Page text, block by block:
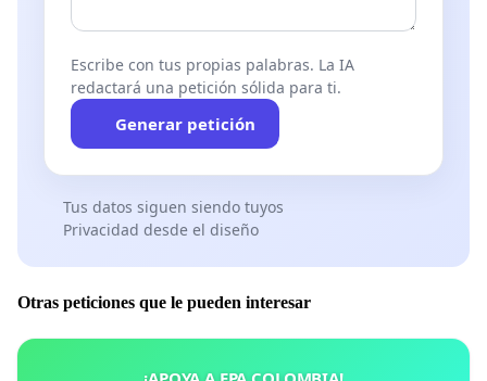
Escribe con tus propias palabras. La IA
redactará una petición sólida para ti.
Generar petición
Tus datos siguen siendo tuyos
Privacidad desde el diseño
Otras peticiones que le pueden interesar